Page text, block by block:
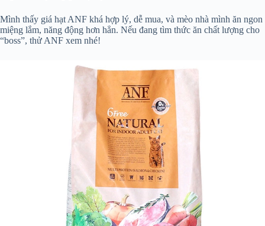
Mình thấy giá hạt ANF khá hợp lý, dễ mua, và mèo nhà mình ăn ngon
miệng lắm, năng động hơn hẳn. Nếu đang tìm thức ăn chất lượng cho
“boss”, thử ANF xem nhé!